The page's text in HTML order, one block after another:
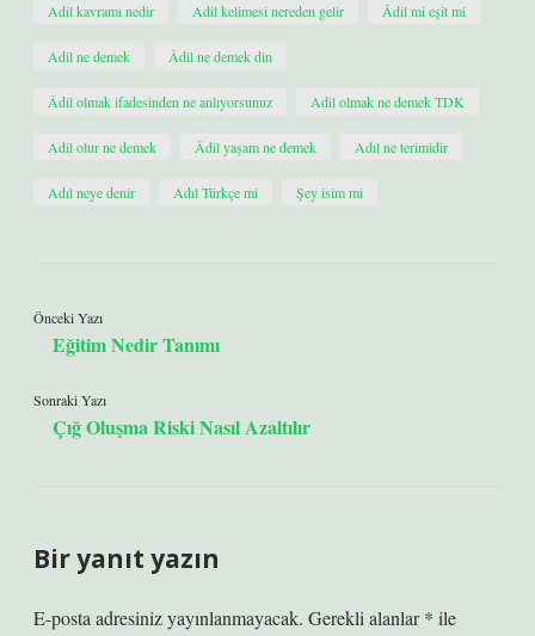
Adil kavramı nedir Adil kelimesi nereden gelir Âdil mi eşit mi
Adil ne demek Âdil ne demek din
Âdil olmak ifadesinden ne anlıyorsunuz Adil olmak ne demek TDK
Adil olur ne demek Âdil yaşam ne demek Adıl ne terimidir
Adıl neye denir Adıl Türkçe mi Şey isim mi
Önceki Yazı
Eğitim Nedir Tanımı
Sonraki Yazı
Çığ Oluşma Riski Nasıl Azaltılır
Bir yanıt yazın
E-posta adresiniz yayınlanmayacak. Gerekli alanlar* ile